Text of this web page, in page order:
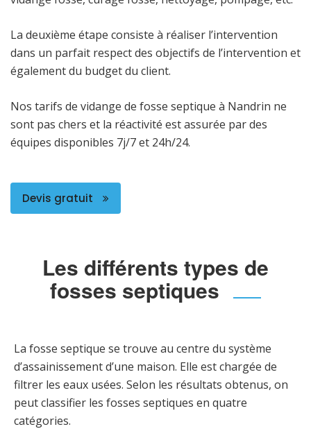
La deuxième étape consiste à réaliser l’intervention
dans un parfait respect des objectifs de l’intervention et
également du budget du client.
Nos tarifs de vidange de fosse septique à Nandrin ne
sont pas chers et la réactivité est assurée par des
équipes disponibles 7j/7 et 24h/24.
Devis gratuit
Les différents types de
fosses septiques
La fosse septique se trouve au centre du système
d’assainissement d’une maison. Elle est chargée de
filtrer les eaux usées. Selon les résultats obtenus, on
peut classifier les fosses septiques en quatre
catégories.